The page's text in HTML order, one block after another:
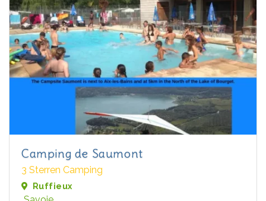
Camping de Saumont
3 Sterren Camping
Ruffieux